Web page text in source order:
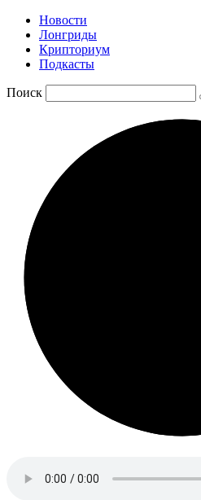
Новости
Лонгриды
Крипториум
Подкасты
Поиск